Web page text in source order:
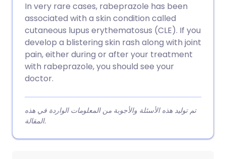
In very rare cases, rabeprazole has been
associated with a skin condition called
cutaneous lupus erythematosus (CLE). If you
develop a blistering skin rash along with joint
pain, either during or after your treatment
with rabeprazole, you should see your
doctor.
تم توليد هذه الأسئلة والأجوبة من المعلومات الواردة في هذه
المقالة.